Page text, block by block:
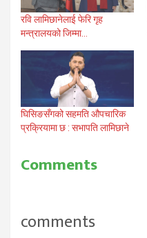
रवि लामिछानेलाई फेरि गृह
मन्त्रालयको जिम्मा…
घिसिङसँगको सहमति औपचारिक
प्रक्रियामा छ : सभापति लामिछाने
Comments
comments